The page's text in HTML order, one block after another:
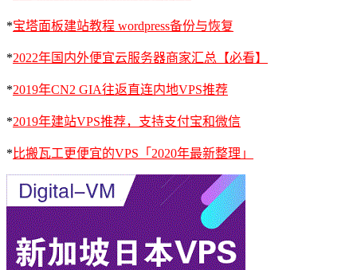
*宝塔面板建站教程 wordpress备份与恢复
*2022年国内外便宜云服务器商家汇总【必看】
*2019年CN2 GIA往返直连内地VPS推荐
*2019年建站VPS推荐，支持支付宝和微信
* 比搬瓦工更便宜的VPS「2020年最新整理」